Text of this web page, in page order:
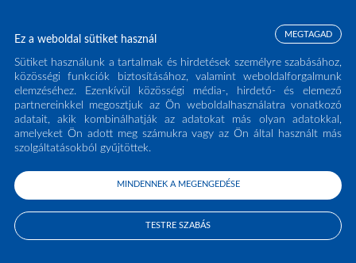
Ez a weboldal sütiket használ
Sütiket használunk a tartalmak és hirdetések személyre szabásához,
közösségi funkciók biztosításához, valamint weboldalforgalmunk
elemzéséhez. Ezenkívül közösségi média-, hirdető- és elemező
partnereinkkel megosztjuk az Ön weboldalhasználatra vonatkozó
adatait, akik kombinálhatják az adatokat más olyan adatokkal,
amelyeket Ön adott meg számukra vagy az Ön által használt más
szolgáltatásokból gyűjtöttek.
MEGTAGAD
TESTRE SZABÁS
MINDENNEK A MEGENGEDÉSE
MAGYARORSZÁG
COPYRIGHT ECLISSE S.R.L. 2026 - ALL RIGHTS RESERVED - P.IVA: IT02141960266
PRIVACY POLICY
COOKIE POLICY